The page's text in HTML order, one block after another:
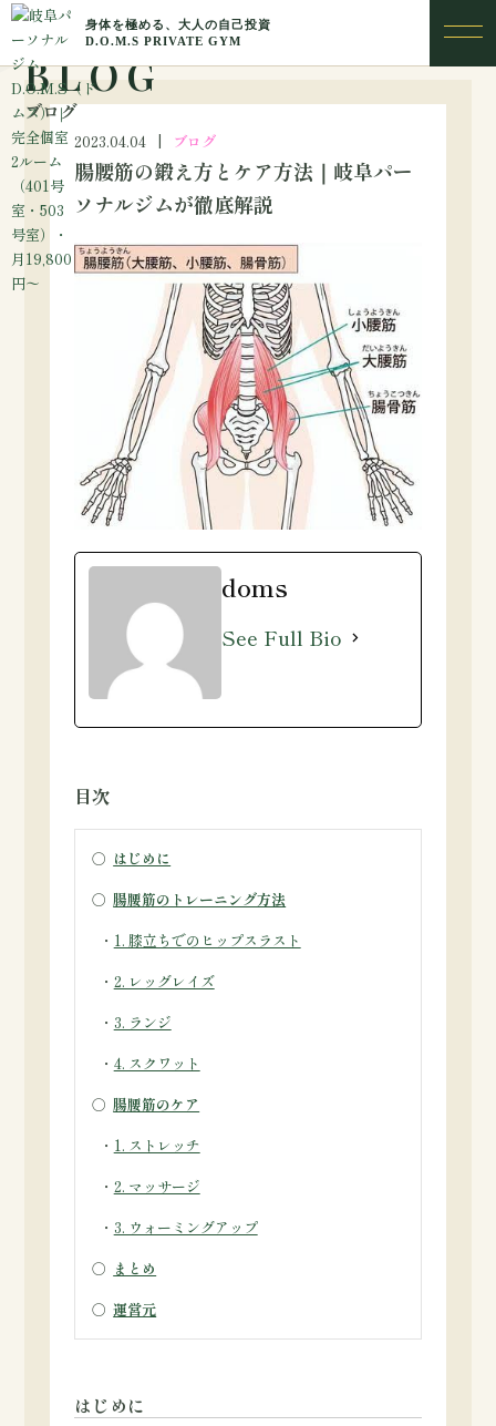
BLOG
ブログ
2023.04.04 ブログ
腸腰筋の鍛え方とケア方法｜岐阜パー
ソナルジムが徹底解説
doms
See Full Bio
目次
○ はじめに
○腸腰筋のトレーニング方法
・ 1. 膝立ちでのヒップスラスト
・ 2. レッグレイズ
・ 3. ランジ
・ 4. スクワット
○腸腰筋のケア
・ 1. ストレッチ
・ 2. マッサージ
・ 3. ウォーミングアップ
○ まとめ
○運営元
はじめに